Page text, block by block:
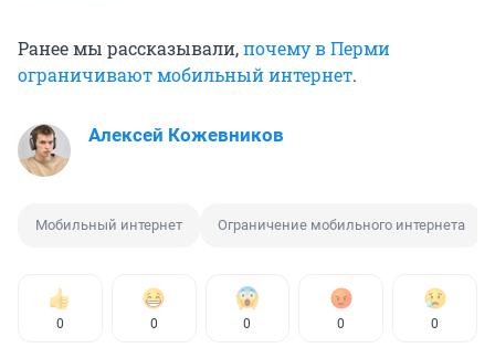
Ранее мы рассказывали,почему в Перми
ограничивают мобильный интернет.
Алексей Кожевников
Мобильный интернет Ограничение мобильного интернета
0 0 0 0 0